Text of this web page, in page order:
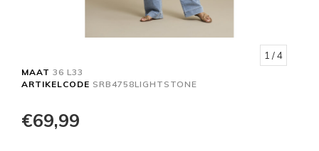
1 / 4
MAAT 36 L33
ARTIKELCODE SRB4758LIGHTSTONE
€69,99